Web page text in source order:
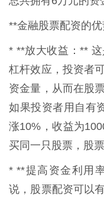
**金融股票配资的
* **放大收益：**
杠杆效应，投资者
资金量，从而在股
如果投资者用自有
涨10%，收益为
买同一只股票，股
* **提高资金利用
说，股票配资可以